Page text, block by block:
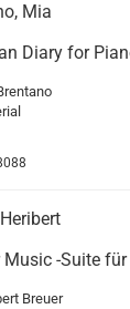
Mia
Diary for
Music -Suite
Breuer